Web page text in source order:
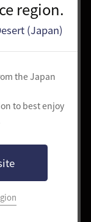
region.
(Japan)
the Japan
to best enjoy
の攻撃力が高いた
ャイアント兵は
すると効果的で
イントがありま
得られます。
ト」は非常にコス